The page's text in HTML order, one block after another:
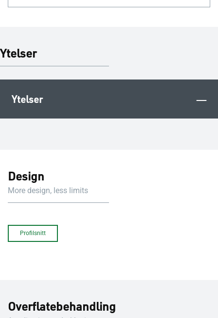
Ytelser
Ytelser –
Design
More design, less limits
Profilsnitt
Overflatebehandling